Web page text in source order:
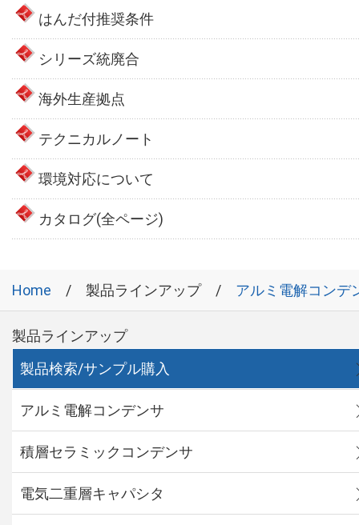
はんだ付推奨条件
シリーズ統廃合
海外生産拠点
テクニカルノート
環境対応について
カタログ(全ページ)
Home 製品ラインアップ アルミ電解コンデ
製品ラインアップ
製品検索/サンプル購入
アルミ電解コンデンサ
積層セラミックコンデンサ
電気二重層キャパシタ